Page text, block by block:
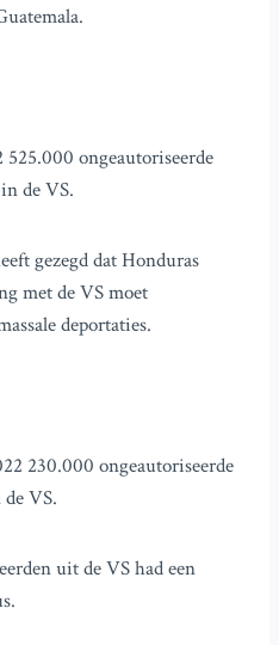
ongeautoriseerde
de VS.
gezegd dat Honduras
met de VS moet
deportaties.
230.000 ongeautoriseerde
VS.
uit de VS had een